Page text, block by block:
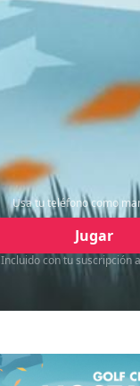
Usa tu teléfono como
Jugar
Incluido con tu suscripción